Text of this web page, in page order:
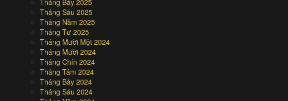
Tháng Bảy 2025
Tháng Sáu 2025
Tháng Năm 2025
Tháng Tư 2025
Tháng Mười Một 2024
Tháng Mười 2024
Tháng Chín 2024
Tháng Tám 2024
Tháng Bảy 2024
Tháng Sáu 2024